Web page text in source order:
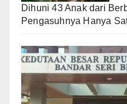
Dihuni 43 Anak dari
Pengasuhnya Hanya